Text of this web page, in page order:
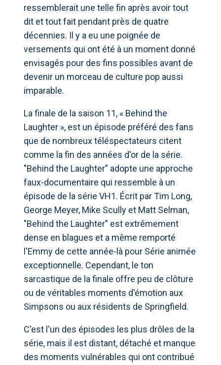
ressemblerait une telle fin après avoir tout
dit et tout fait pendant près de quatre
décennies. Il y a eu une poignée de
versements qui ont été à un moment donné
envisagés pour des fins possibles avant de
devenir un morceau de culture pop aussi
imparable.
La finale de la saison 11, « Behind the
Laughter », est un épisode préféré des fans
que de nombreux téléspectateurs citent
comme la fin des années d'or de la série.
"Behind the Laughter" adopte une approche
faux-documentaire qui ressemble à un
épisode de la série VH1. Écrit par Tim Long,
George Meyer, Mike Scully et Matt Selman,
"Behind the Laughter" est extrêmement
dense en blagues et a même remporté
l'Emmy de cette année-là pour Série animée
exceptionnelle. Cependant, le ton
sarcastique de la finale offre peu de clôture
ou de véritables moments d'émotion aux
Simpsons ou aux résidents de Springfield.
C'est l'un des épisodes les plus drôles de la
série, mais il est distant, détaché et manque
des moments vulnérables qui ont contribué